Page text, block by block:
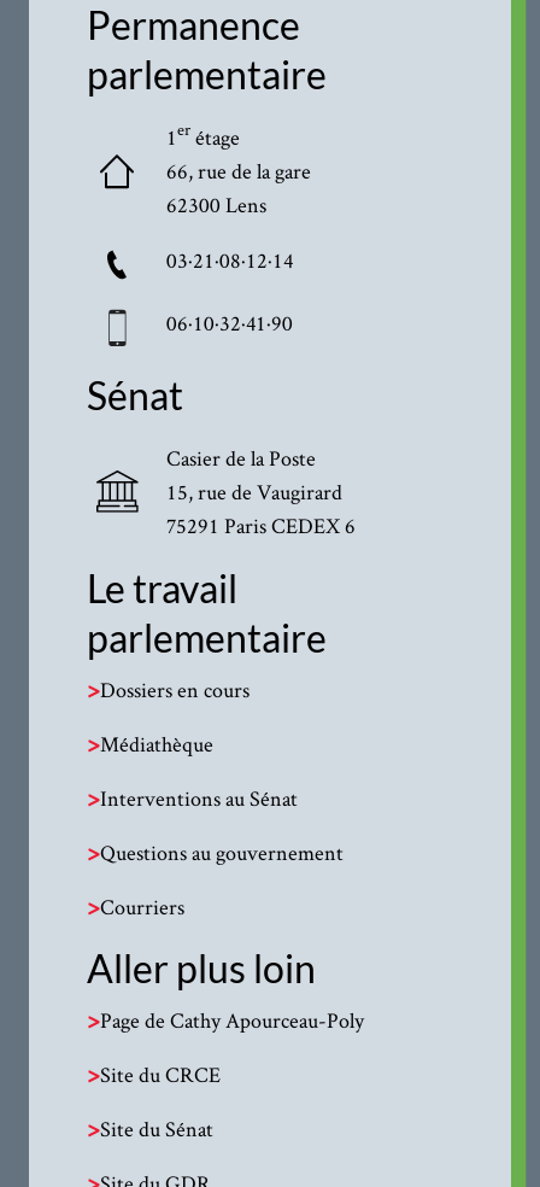
Permanence
parlementaire
1erétage
66, rue de la gare
62300 Lens
03·21·08·12·14
06·10·32·41·90
Sénat
Casier de la Poste
15, rue de Vaugirard
75291 Paris CEDEX 6
Le travail
parlementaire
>Dossiers en cours
>Médiathèque
>Interventions au Sénat
>Questions au gouvernement
>Courriers
Aller plus loin
>Page de Cathy Apourceau-Poly
>Site du CRCE
>Site du Sénat